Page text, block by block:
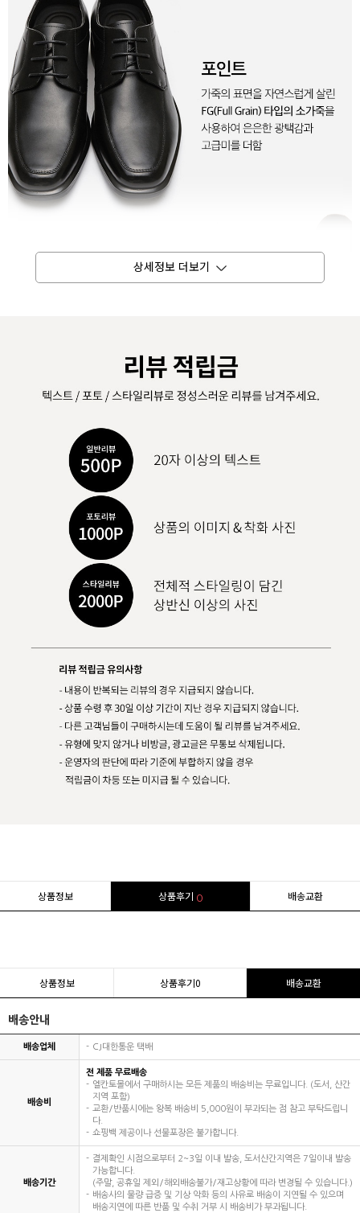
상품정보 상품후기 0 배송교환
상품정보 상품후기0 배송교환
배송안내
배송업체 CJ대한통운 택배
배송비
전 제품 무료배송
엘칸토몰에서 구매하시는 모든 제품의 배송비는 무료입니다. (도서, 산간
지역 포함)
교환/반품시에는 왕복 배송비 5,000원이 부과되는 점 참고 부탁드립니
다.
쇼핑백 제공이나 선물포장은 불가합니다.
배송기간
결제확인 시점으로부터 2~3일 이내 발송, 도서산간지역은 7일이내 발송
가능합니다.
(주말, 공휴일 제외/해외배송불가/재고상황에 따라 변경될 수 있습니다.)
배송사의 물량 급증 및 기상 악화 등의 사유로 배송이 지연될 수 있으며
배송지연에 따른 반품 및 수취 거부 시 배송비가 부과됩니다.